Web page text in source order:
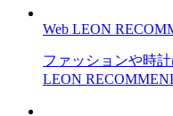
Web LEON
ファッションや時
LEON